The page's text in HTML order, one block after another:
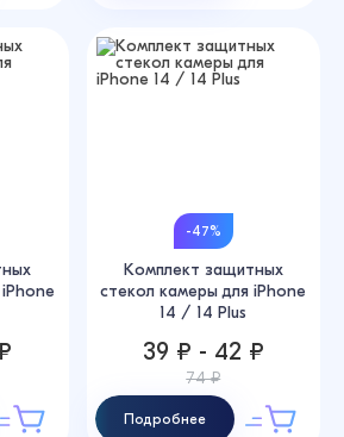
-47%
Комплект защитных
стекол камеры для iPhone
14 / 14 Plus
39 ₽ - 42 ₽
74 ₽
Подробнее